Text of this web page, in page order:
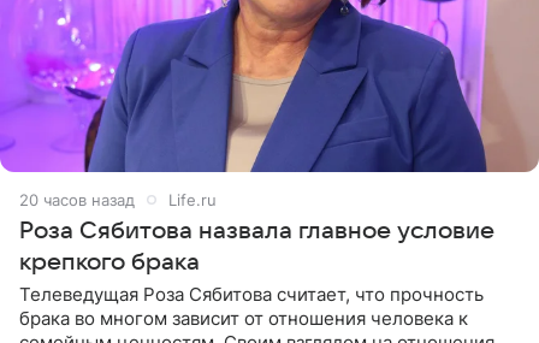
20 часов назад Life.ru
Роза Сябитова назвала главное условие
крепкого брака
Телеведущая Роза Сябитова считает, что прочность
брака во многом зависит от отношения человека к